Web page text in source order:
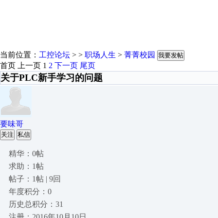
当前位置： 工控论坛 > > 职场人生 > 菁菁校园 我要发帖
首页 上一页 1 2 下一页 尾页
关于PLC新手学习的问题
要味哥
关注 私信
精华：0帖
求助：1帖
帖子：1帖 | 9回
年度积分：0
历史总积分：31